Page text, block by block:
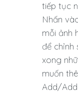
tiếp tục
Nhấn
mỗi ảnh
để chỉnh
xong
muốn
Add/